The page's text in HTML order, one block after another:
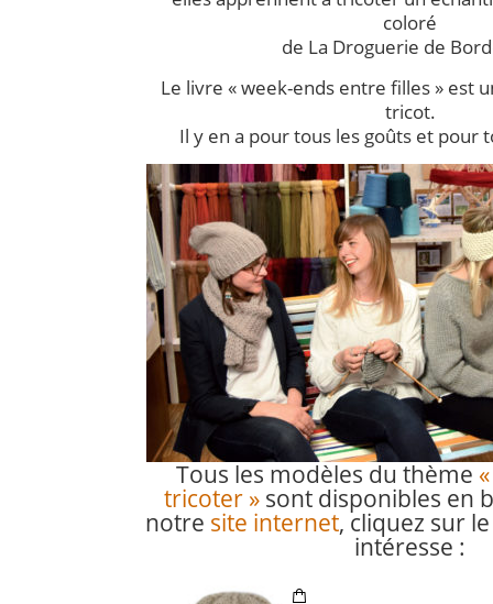
coloré
de La Droguerie de
Le livre « week-ends entre filles » est
tricot.
Il y en a pour tous les goûts et pour
Tous les modèles du thème
tricoter » sont disponibles en
notre site internet, cliquez sur
intéresse :